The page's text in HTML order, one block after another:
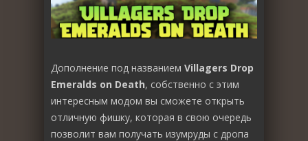
Дополнение под названием Villagers Drop
Emeralds on Death, собственно с этим
интересным модом вы сможете открыть
отличную фишку, которая в свою очередь
позволит вам получать изумруды с дропа